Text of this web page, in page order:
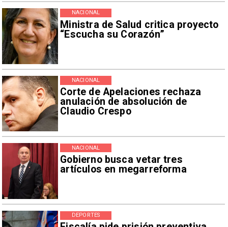
Ministra de Salud critica proyecto
“Escucha su Corazón”
NACIONAL
Corte de Apelaciones rechaza
anulación de absolución de
Claudio Crespo
NACIONAL
Gobierno busca vetar tres
artículos en megarreforma
NACIONAL
DEPORTES